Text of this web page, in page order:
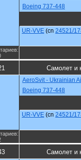
Boeing 737-448
UR-VVE (cn 24521/
Самолет и
AeroSvit - Ukrainian
Boeing 737-448
UR-VVE (cn 24521/
Самолет и